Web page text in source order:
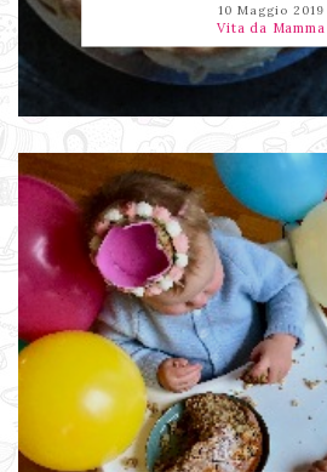
10 Maggio 2019
Vita da Mamma